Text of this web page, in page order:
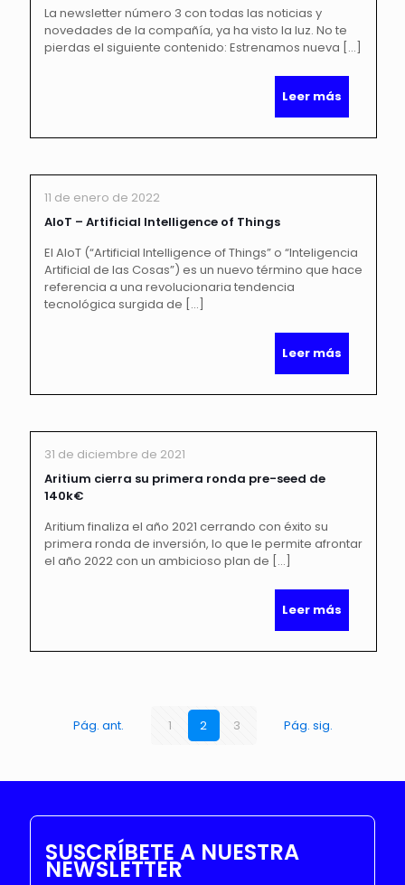
La newsletter número 3 con todas las noticias y
novedades de la compañía, ya ha visto la luz. No te
pierdas el siguiente contenido: Estrenamos nueva […]
Leer más
11 de enero de 2022
AIoT – Artificial Intelligence of Things
El AIoT (“Artificial Intelligence of Things” o “Inteligencia
Artificial de las Cosas”) es un nuevo término que hace
referencia a una revolucionaria tendencia
tecnológica surgida de […]
Leer más
31 de diciembre de 2021
Aritium cierra su primera ronda pre-seed de
140k€
Aritium finaliza el año 2021 cerrando con éxito su
primera ronda de inversión, lo que le permite afrontar
el año 2022 con un ambicioso plan de […]
Leer más
Pág. ant. 1 2 3 Pág. sig.
SUSCRÍBETE A NUESTRA
NEWSLETTER